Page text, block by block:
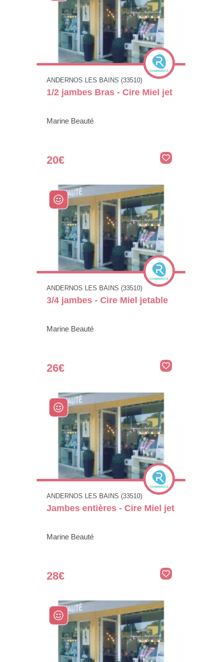
ANDERNOS LES BAINS (33510)
1/2 jambes Bras - Cire Miel jet
Marine Beauté
20€
ANDERNOS LES BAINS (33510)
3/4 jambes - Cire Miel jetable
Marine Beauté
26€
ANDERNOS LES BAINS (33510)
Jambes entières - Cire Miel jet
Marine Beauté
28€